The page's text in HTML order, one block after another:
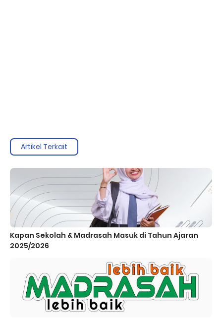
Artikel Terkait
Kapan Sekolah & Madrasah Masuk di Tahun Ajaran
2025/2026